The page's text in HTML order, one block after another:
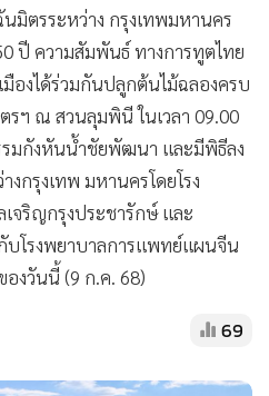
มิตรระหว่าง กรุงเทพมหานคร
ปี ความสัมพันธ์ ทางการทูตไทย
องได้ร่วมกันปลูกต้นไม้ฉลองครบ
ฯ ณ สวนลุมพินี ในเวลา 09.00
มกังหันน้ำชัยพัฒนา และมีพิธีลง
กรุงเทพ มหานครโดยโรง
จริญกรุงประชารักษ์ และ
บโรงพยาบาลการแพทย์แผนจีน
องวันนี้ (9 ก.ค. 68)
69